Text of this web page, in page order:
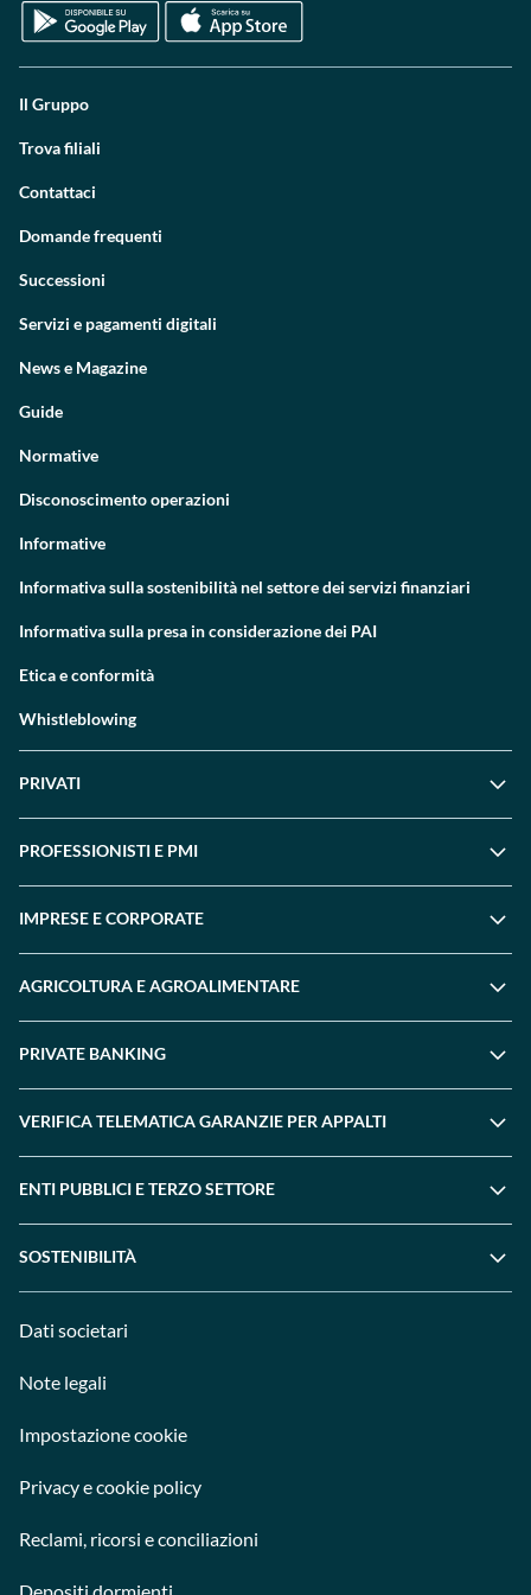
Il Gruppo
Trova filiali
Contattaci
Domande frequenti
Successioni
Servizi e pagamenti digitali
News e Magazine
Guide
Normative
Disconoscimento operazioni
Informative
Informativa sulla sostenibilità nel settore dei servizi finanziari
Informativa sulla presa in considerazione dei PAI
Etica e conformità
Whistleblowing
PRIVATI
PROFESSIONISTI E PMI
IMPRESE E CORPORATE
AGRICOLTURA E AGROALIMENTARE
PRIVATE BANKING
VERIFICA TELEMATICA GARANZIE PER APPALTI
ENTI PUBBLICI E TERZO SETTORE
SOSTENIBILITÀ
Dati societari
Note legali
Impostazione cookie
Privacy e cookie policy
Reclami, ricorsi e conciliazioni